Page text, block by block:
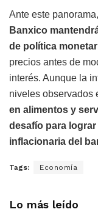
Ante este
Banxico
de política
precios antes de
interés. Aunque la
niveles observados
en alimentos y
desafío para
inflacionaria del
Tags: Economía
Lo más leído